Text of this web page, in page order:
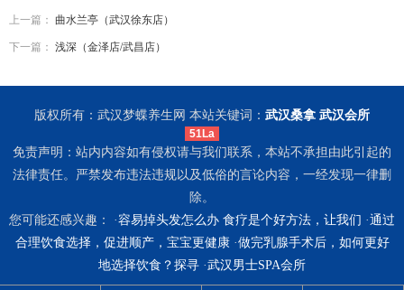
上一篇： 曲水兰亭（武汉徐东店）
下一篇： 浅深（金泽店/武昌店）
版权所有：武汉梦蝶养生网 本站关键词： 武汉桑拿 武汉会所
51La
免责声明：站内内容如有侵权请与我们联系，本站不承担由此引起的
法律责任。严禁发布违法违规以及低俗的言论内容，一经发现一律删
除。
您可能还感兴趣： ·容易掉头发怎么办 食疗是个好方法，让我们 ·通过
合理饮食选择，促进顺产，宝宝更健康·做完乳腺手术后，如何更好
地选择饮食？探寻 ·武汉男士SPA会所